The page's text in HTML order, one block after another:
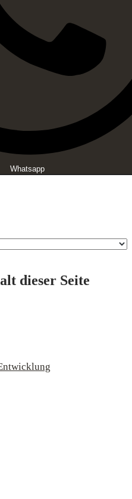
Whatsapp
dieser Seite